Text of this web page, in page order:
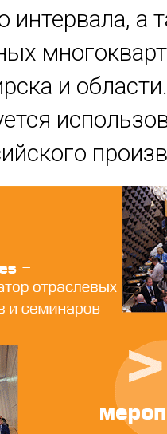
интервала, а
и